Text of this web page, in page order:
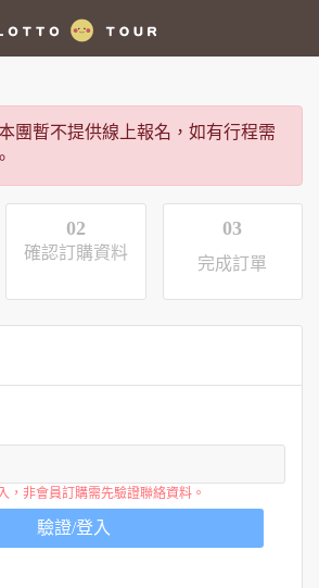
團暫不提供線上報名，如有行程需
02
確認訂購資料
03
完成訂單
，非會員訂購需先驗證聯絡資料。
驗證/登入